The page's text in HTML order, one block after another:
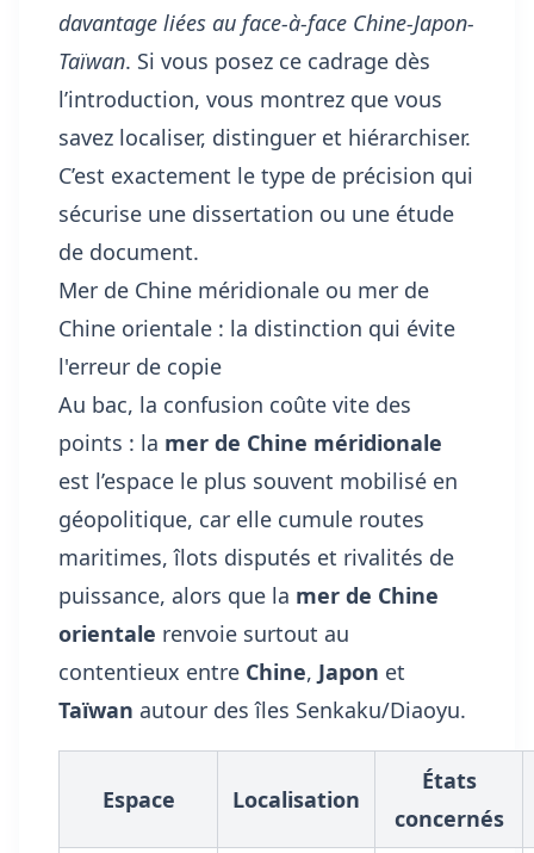
davantage liées au face-à-face Chine-Japon-
Taïwan. Si vous posez ce cadrage dès
l’introduction, vous montrez que vous
savez localiser, distinguer et hiérarchiser.
C’est exactement le type de précision qui
sécurise une dissertation ou une étude
de document.
Mer de Chine méridionale ou mer de
Chine orientale : la distinction qui évite
l'erreur de copie
Au bac, la confusion coûte vite des
points : la mer de Chine méridionale
est l’espace le plus souvent mobilisé en
géopolitique, car elle cumule routes
maritimes, îlots disputés et rivalités de
puissance, alors que la mer de Chine
orientale renvoie surtout au
contentieux entre Chine, Japon et
Taïwan autour des îles Senkaku/Diaoyu.
Espace Localisation
États
concernés